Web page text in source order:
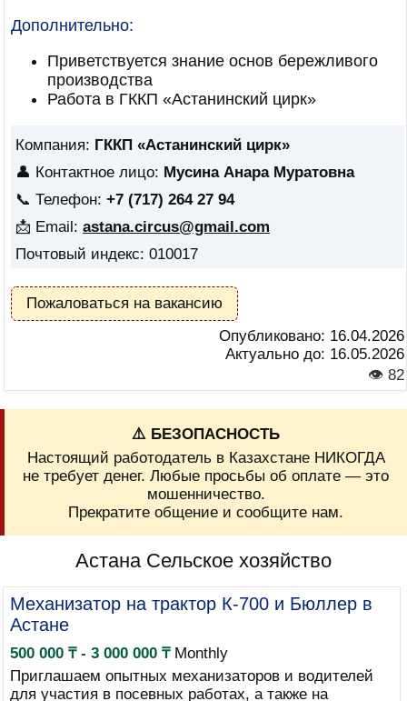
Дополнительно:
Приветствуется знание основ бережливого
производства
Работа в ГККП «Астанинский цирк»
Компания: ГККП «Астанинский цирк»
👤 Контактное лицо: Мусина Анара Муратовна
📞 Телефон: +7 (717) 264 27 94
📩 Email: astana.circus@gmail.com
Почтовый индекс: 010017
Пожаловаться на вакансию
Опубликовано: 16.04.2026
Актуально до: 16.05.2026
👁 82
⚠️ БЕЗОПАСНОСТЬ
Настоящий работодатель в Казахстане НИКОГДА
не требует денег. Любые просьбы об оплате — это
мошенничество.
Прекратите общение и сообщите нам.
Астана Сельское хозяйство
Механизатор на трактор К-700 и Бюллер в
Астане
500 000 ₸ - 3 000 000 ₸Monthly
Приглашаем опытных механизаторов и водителей
для участия в посевных работах, а также на